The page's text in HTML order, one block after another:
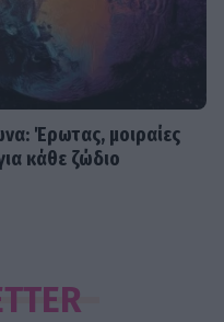
Έρωτας, μοιραίες
κάθε ζώδιο